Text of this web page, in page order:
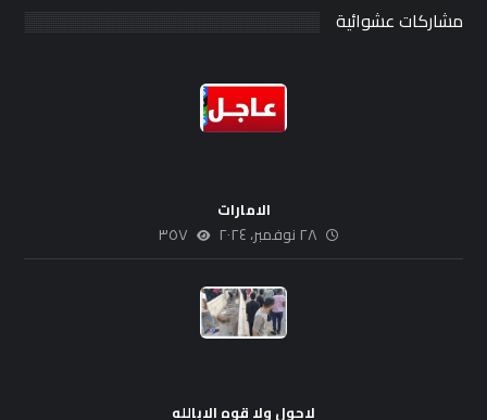
مشاركات عشوائية
الامارات
٢٨ نوفمبر، ٢٠٢٤ ٣٥٧
لاحول ولا قوه الابالله